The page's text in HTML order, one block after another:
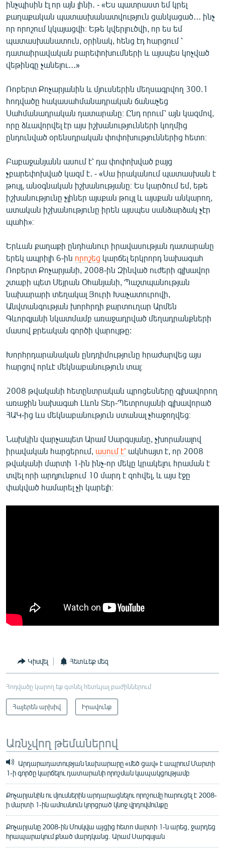
ինչպիսին էլ որ այն լինի․ - «Ես պատրաստ եմ կրել
քաղաքական պատասխանատվություն ցանկացած․․․ ինչ
որ որոշում կկայացվի։ Եթե կվերլուծվի, որ ես եմ
պատասխանատուն, օրինակ, հենց էդ հարցում ՝
դատաիրավական բարեփոխումների և այսպես կոչված
վեթինգը չանելու․․․»
Ռոբերտ Քոչարյանին և մյուսներին մեղսագրվող 300.1
հոդվածը հակասահմանադրական ճանաչեց
Սահմանադրական դատարանը։ Ընդ որում՝ այն կազմով,
որը ձևավորվել էր այս իշխանությունների կողմից
ընդունված օրենսդրական փոփոխություններից հետո։
Բաբաջանյանն ասում է՝ դա փոփոխված բայց
չբարեփոխված կազմ է․ - «Սա իրականում պատասխան է
թույլ, անօգնական իշխանությանը։ Ես կարծում եմ, եթե
իշխանությունը չլիներ այսքան թույլ և այսքան անկարող,
ատական իշխանությունը իրեն այսպես սանձարձակ չէր
պահի»։
Երևան քաղաքի ընդհանուր իրավասության դատարանը
երեկ ապրիլի 6-ին որոշեց կարճել երկրորդ նախագահ
Ռոբերտ Քոչարյանի, 2008-ին Զինված ուժերի գլխավոր
շտաբի պետ Սեյրան Օհանյանի, Պաշտպանության
նախարարի տեղակալ Յուրի Խաչատուրովի,
Անվտանգության խորհրդի քարտուղար Արմեն
Գևորգյանի նկատմամբ առաջադրված մեղադրանքների
մասով քրեական գործի վարույթը:
Խորհրդարանական ընդդիմությունը հրաժարվեց այս
հարցով որևէ մեկնաբանություն տալ։
2008 թվականի հետընտրական պրոցեսները գլխավորող
առաջին նախագահ Լևոն Տեր-Պետրոսյանի գլխավորած
ՀԱԿ-ից ևս մեկնաբանություն ստանալ չհաջողվեց։
Նախկին վարչապետ Արամ Սարգսյանը, չխորանալով
իրավական հարցերում, ասում է՝ ակնհայտ է, որ 2008
թվականի մարտի 1-ին ինչ-որ մեկը կրակելու հրաման է
տվել որի արդյունքում 10 մարդ է զոհվել, և այս էջը
փակված համարել չի կարելի։
Կիսվել Հետևեք մեզ
Հոդվածը կարող եք գտնել հետևյալ բաժիններում
Հայերեն արխիվ Իրավունք
Առնչվող թեմաներով
Արդարադատության նախարարը «մեծ ցավ» է ապրում Մարտի
1-ի գործը կարճելու դատարանի որոշման կապակցությամբ
Քոչարյանին ու մյուսներին արդարացնելու որոշումը հարուցել է 2008-
ի մարտի 1-ին ամուսնուն կորցրած կնոջ վրդովմունքը
Քոչարյանը 2008-ին Մոսկվա այցից հետո մարտի 1-ն արեց, ջարդեց
հրապարակում քնած մարդկանց. Արամ Սարգսյան